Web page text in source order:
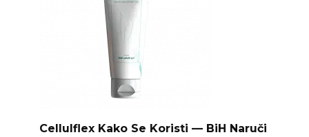
Cellulflex Kako Se Koristi — BiH Naruči